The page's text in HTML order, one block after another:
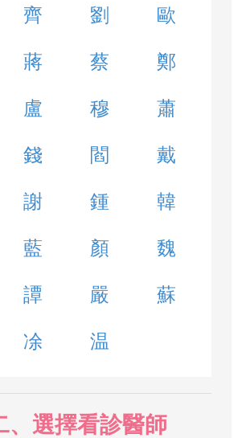
齊 劉 歐
蔣 蔡 鄭
盧 穆 蕭
錢 閻 戴
謝 鍾 韓
藍 顏 魏
譚 嚴 蘇
凃 温
、選擇看診醫師